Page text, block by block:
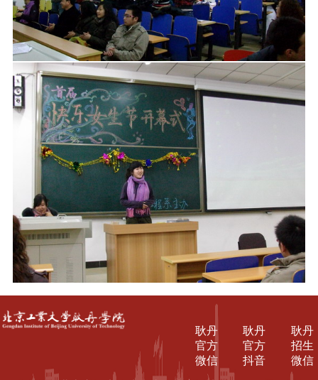
耿丹
招生
微信
耿丹
官方
抖音
耿丹
官方
微信